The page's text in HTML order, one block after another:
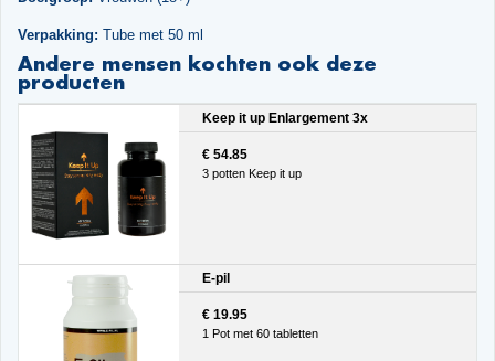
Verpakking: Tube met 50 ml
Andere mensen kochten ook deze
producten
Keep it up Enlargement 3x
€ 54.85
3 potten Keep it up
E-pil
€ 19.95
1 Pot met 60 tabletten